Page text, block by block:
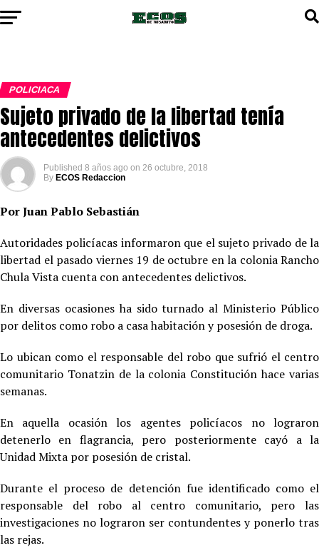
POLICIACA
Sujeto privado de la libertad tenía
antecedentes delictivos
Published 8 años ago on 26 octubre, 2018
By ECOS Redaccion
Por Juan Pablo Sebastián
Autoridades policíacas informaron que el sujeto privado de la
libertad el pasado viernes 19 de octubre en la colonia Rancho
Chula Vista cuenta con antecedentes delictivos.
En diversas ocasiones ha sido turnado al Ministerio Público
por delitos como robo a casa habitación y posesión de droga.
Lo ubican como el responsable del robo que sufrió el centro
comunitario Tonatzin de la colonia Constitución hace varias
semanas.
En aquella ocasión los agentes policíacos no lograron
detenerlo en flagrancia, pero posteriormente cayó a la
Unidad Mixta por posesión de cristal.
Durante el proceso de detención fue identificado como el
responsable del robo al centro comunitario, pero las
investigaciones no lograron ser contundentes y ponerlo tras
las rejas.